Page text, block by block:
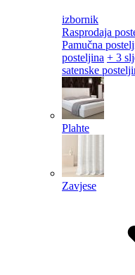
izbornik
Rasprodaja
Pamučna
posteljina + 3
satenske
Plahte
Zavjese